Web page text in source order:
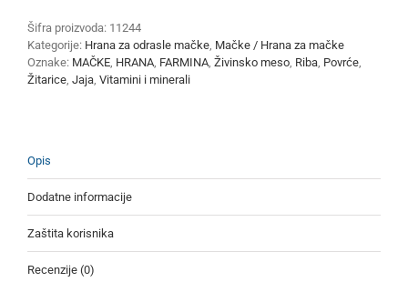
TURKEY
20
kg
količina
Šifra proizvoda: 11244
Kategorije: Hrana za odrasle mačke Mačke / Hrana za mačke
Oznake: MAČKE HRANA FARMINA Živinsko meso Riba Povrće
Žitarice Jaja Vitamini i minerali
Opis
Dodatne informacije
Zaštita korisnika
Recenzije (0)